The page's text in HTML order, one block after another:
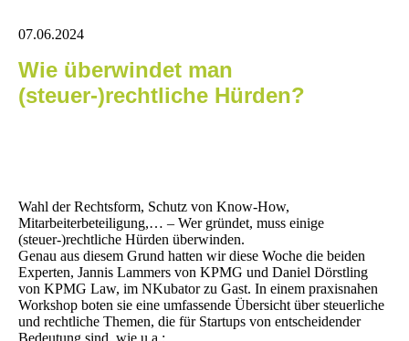
07.06.2024
Wie überwindet man
(steuer-)rechtliche Hürden?
Wahl der Rechtsform, Schutz von Know-How,
Mitarbeiterbeteiligung,… – Wer gründet, muss einige
(steuer-)rechtliche Hürden überwinden.
Genau aus diesem Grund hatten wir diese Woche die beiden
Experten, Jannis Lammers von KPMG und Daniel Dörstling
von KPMG Law, im NKubator zu Gast. In einem praxisnahen
Workshop boten sie eine umfassende Übersicht über steuerliche
und rechtliche Themen, die für Startups von entscheidender